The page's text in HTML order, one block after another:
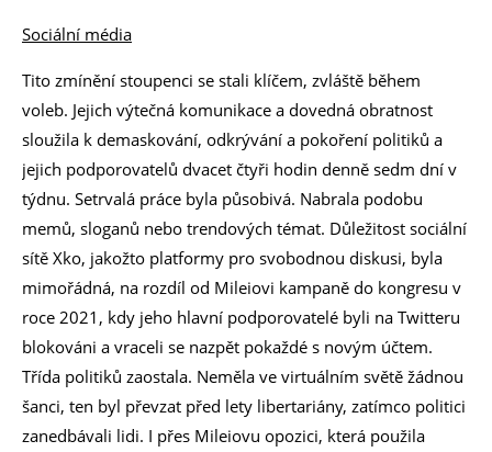
Sociální média
Tito zmínění stoupenci se stali klíčem, zvláště během
voleb. Jejich výtečná komunikace a dovedná obratnost
sloužila k demaskování, odkrývání a pokoření politiků a
jejich podporovatelů dvacet čtyři hodin denně sedm dní v
týdnu. Setrvalá práce byla působivá. Nabrala podobu
memů, sloganů nebo trendových témat. Důležitost sociální
sítě Xko, jakožto platformy pro svobodnou diskusi, byla
mimořádná, na rozdíl od Mileiovi kampaně do kongresu v
roce 2021, kdy jeho hlavní podporovatelé byli na Twitteru
blokováni a vraceli se nazpět pokaždé s novým účtem.
Třída politiků zaostala. Neměla ve virtuálním světě žádnou
šanci, ten byl převzat před lety libertariány, zatímco politici
zanedbávali lidi. I přes Mileiovu opozici, která použila